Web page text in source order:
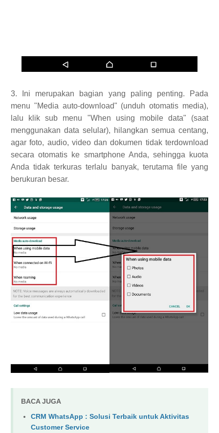
3. Ini merupakan bagian yang paling penting. Pada
menu "Media auto-download" (unduh otomatis media),
lalu klik sub menu "When using mobile data" (saat
menggunakan data selular), hilangkan semua centang,
agar foto, audio, video dan dokumen tidak terdownload
secara otomatis ke smartphone Anda, sehingga kuota
Anda tidak terkuras terlalu banyak, terutama file yang
berukuran besar.
BACA JUGA
CRM WhatsApp : Solusi Terbaik untuk Aktivitas
Customer Service